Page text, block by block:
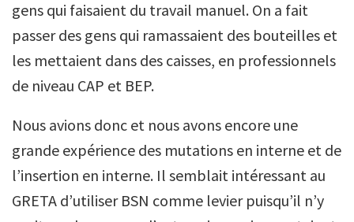
gens qui faisaient du travail manuel. On a fait
passer des gens qui ramassaient des bouteilles et
les mettaient dans des caisses, en professionnels
de niveau CAP et BEP.
Nous avions donc et nous avons encore une
grande expérience des mutations en interne et de
l’insertion en interne. Il semblait intéressant au
GRETA d’utiliser BSN comme levier puisqu’il n’y